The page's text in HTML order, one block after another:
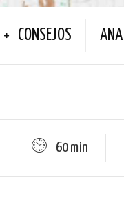
CONSEJOS ANA
60 min